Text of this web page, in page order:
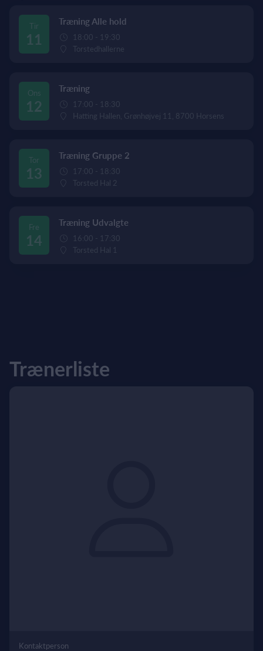
Tir
11
Træning Alle hold
18:00 - 19:30
Torstedhallerne
Ons
12
Træning
17:00 - 18:30
Hatting Hallen, Grønhøjvej 11, 8700 Horsens
Tor
13
Træning Gruppe 2
17:00 - 18:30
Torsted Hal 2
Fre
14
Træning Udvalgte
16:00 - 17:30
Torsted Hal 1
Trænerliste
Kontaktperson